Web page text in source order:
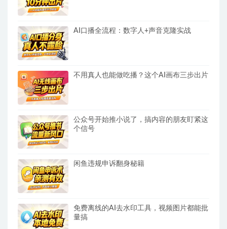
AI口播全流程：数字人+声音克隆实战
不用真人也能做吃播？这个AI画布三步出片
公众号开始推小说了，搞内容的朋友盯紧这
个信号
闲鱼违规申诉翻身秘籍
免费离线的AI去水印工具，视频图片都能批
量搞